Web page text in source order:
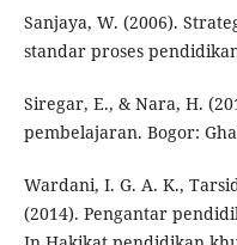
Sanjaya, W. (2006).
standar proses
Siregar, E., & Nara, H.
pembelajaran. Bogor:
Wardani, I. G. A. K.,
(2014). Pengantar